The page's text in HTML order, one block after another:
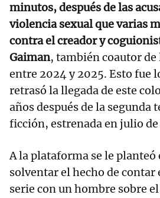
minutos, después de las
violencia sexual que varias
contra el creador y
Gaiman, también coautor
entre 2024 y 2025. Esto fue
retrasó la llegada de este
años después de la segunda
ficción, estrenada en julio de
A la plataforma se le planteó
solventar el hecho de contar
serie con un hombre sobre